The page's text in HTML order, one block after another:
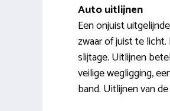
Auto uitlijnen
Een onjuist
zwaar of juist te
slijtage. Uitlijnen
veilige wegligging,
band. Uitlijnen van